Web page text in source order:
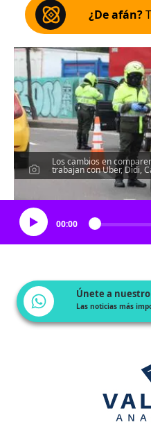
¿De afán?
Los cambios en
trabajan con Uber, Didi,
00:00
Únete a
Las noticias más